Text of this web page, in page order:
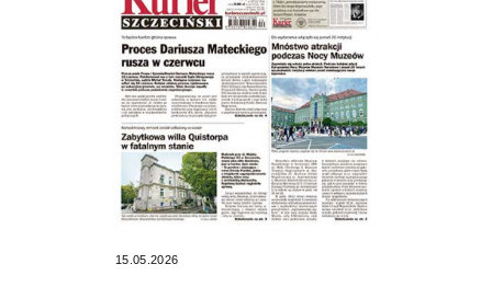
15.05.2026